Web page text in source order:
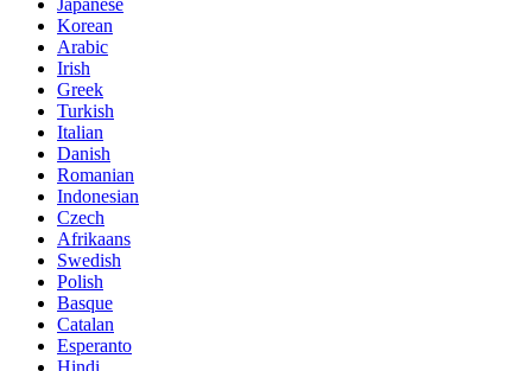
Japanese
Korean
Arabic
Irish
Greek
Turkish
Italian
Danish
Romanian
Indonesian
Czech
Afrikaans
Swedish
Polish
Basque
Catalan
Esperanto